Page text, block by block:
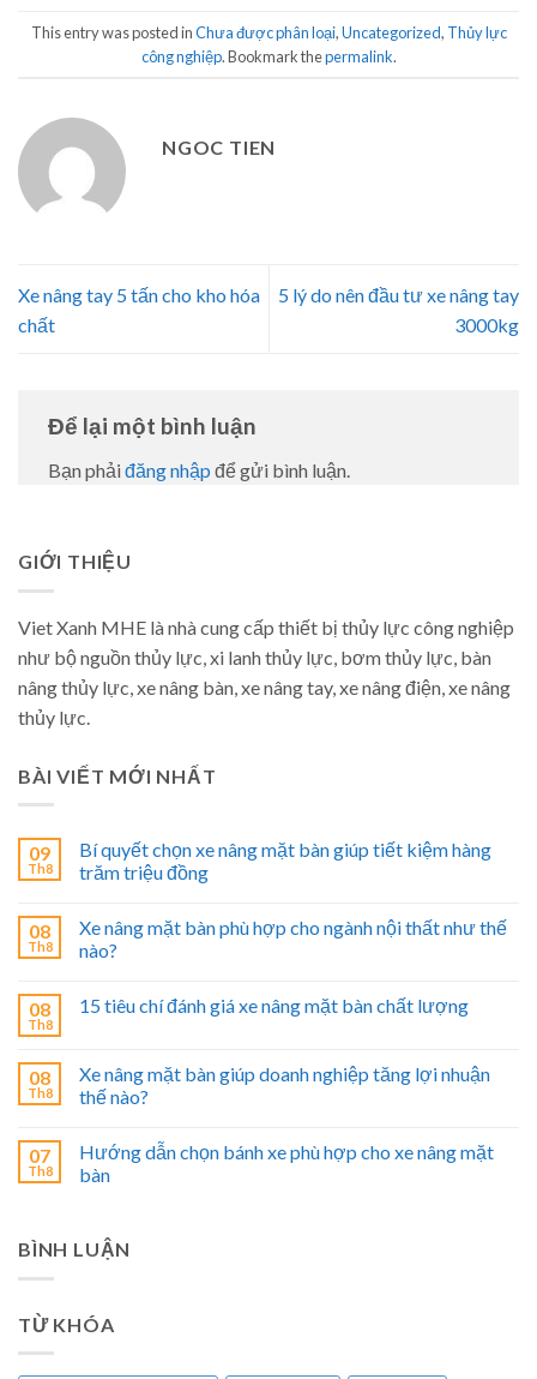
This entry was posted inChưa được phân loại,Uncategorized, Thủy lực
công nghiệp. Bookmark thepermalink.
NGOC TIEN
Xe nâng tay 5 tấn cho kho hóa
chất
5 lý do nên đầu tư xe nâng tay
3000kg
Để lại một bình luận
Bạn phải đăng nhập để gửi bình luận.
GIỚI THIỆU
Viet Xanh MHE là nhà cung cấp thiết bị thủy lực công nghiệp
như bộ nguồn thủy lực, xi lanh thủy lực, bơm thủy lực, bàn
nâng thủy lực, xe nâng bàn, xe nâng tay, xe nâng điện, xe nâng
thủy lực.
BÀI VIẾT MỚI NHẤT
09
Th8
Bí quyết chọn xe nâng mặt bàn giúp tiết kiệm hàng
trăm triệu đồng
08
Th8
Xe nâng mặt bàn phù hợp cho ngành nội thất như thế
nào?
08
Th8
15 tiêu chí đánh giá xe nâng mặt bàn chất lượng
08
Th8
Xe nâng mặt bàn giúp doanh nghiệp tăng lợi nhuận
thế nào?
07
Th8
Hướng dẫn chọn bánh xe phù hợp cho xe nâng mặt
bàn
BÌNH LUẬN
TỪ KHÓA